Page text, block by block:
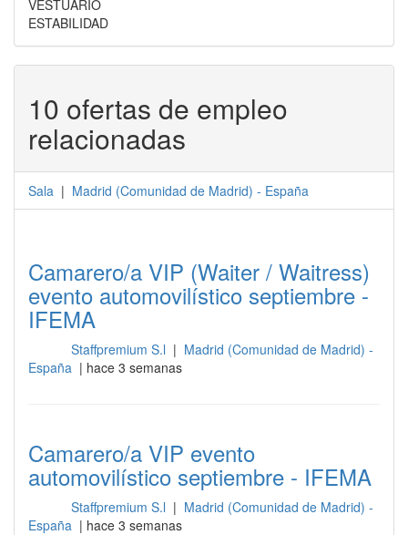
VESTUARIO
ESTABILIDAD
10 ofertas de empleo
relacionadas
Sala | Madrid (Comunidad de Madrid) - España
Camarero/a VIP (Waiter / Waitress)
evento automovilístico septiembre -
IFEMA
Staffpremium S.l | Madrid (Comunidad de Madrid) -
España | hace 3 semanas
Camarero/a VIP evento
automovilístico septiembre - IFEMA
Staffpremium S.l | Madrid (Comunidad de Madrid) -
España | hace 3 semanas